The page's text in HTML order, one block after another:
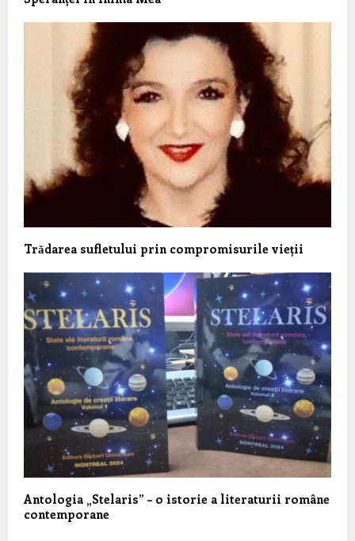
Trǎdarea sufletului prin compromisurile vieții
Antologia „Stelaris” – o istorie a literaturii române
contemporane